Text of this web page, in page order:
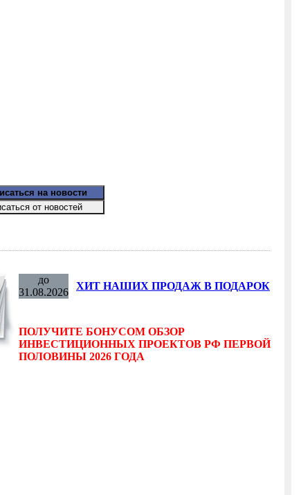
до
31.08.2026
ХИТ НАШИХ ПРОДАЖ В ПОДАРОК
ПОЛУЧИТЕ БОНУСОМ ОБЗОР
ИНВЕСТИЦИОННЫХ ПРОЕКТОВ РФ ПЕРВОЙ
ПОЛОВИНЫ 2026 ГОДА